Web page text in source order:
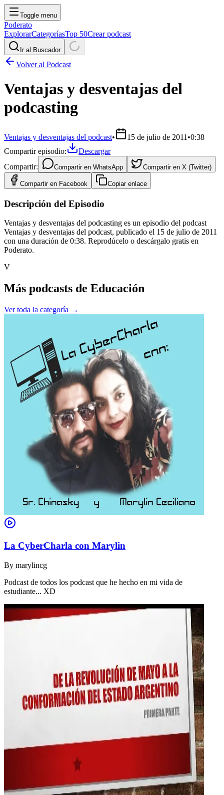
Toggle menu
Poderato
ExplorarCategoríasTop 50Crear podcast
Ir al Buscador
Volver al Podcast
Ventajas y desventajas del
podcasting
Ventajas y desventajas del podcast• 15 de julio de 2011 •0:38
Compartir episodio:
Descargar
Compartir:
Compartir en WhatsApp Compartir en X (Twitter)
Compartir en Facebook Copiar enlace
Descripción del Episodio
Ventajas y desventajas del podcasting es un episodio del podcast
Ventajas y desventajas del podcast, publicado el 15 de julio de 2011
con una duración de 0:38. Reprodúcelo o descárgalo gratis en
Poderato.
V
Más podcasts de Educación
Ver toda la categoría →
La CyberCharla con Marylin
By marylincg
Podcast de todos los podcast que he hecho en mi vida de
estudiante... XD